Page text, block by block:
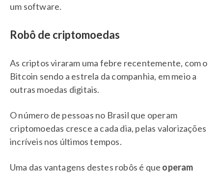
um software.
Robô de criptomoedas
As criptos viraram uma febre recentemente, com o
Bitcoin sendo a estrela da companhia, em meio a
outras moedas digitais.
O número de pessoas no Brasil que operam
criptomoedas cresce a cada dia, pelas valorizações
incríveis nos últimos tempos.
Uma das vantagens destes robôs é que operam